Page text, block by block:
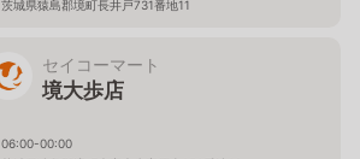
茨城県猿島郡境町長井戸731番地11
セイコーマート
境大歩店
06:00-00:00